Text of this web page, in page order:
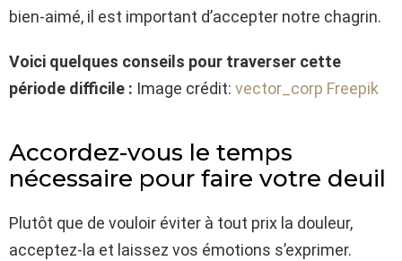
bien-aimé, il est important d’accepter notre chagrin.
Voici quelques conseils pour traverser cette
période difficile : Image crédit: vector_corp Freepik
Accordez-vous le temps
nécessaire pour faire votre deuil
Plutôt que de vouloir éviter à tout prix la douleur,
acceptez-la et laissez vos émotions s’exprimer.